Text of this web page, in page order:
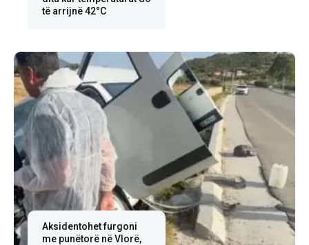
të arrijnë 42°C
Aksidentohet furgoni
me punëtorë në Vlorë,